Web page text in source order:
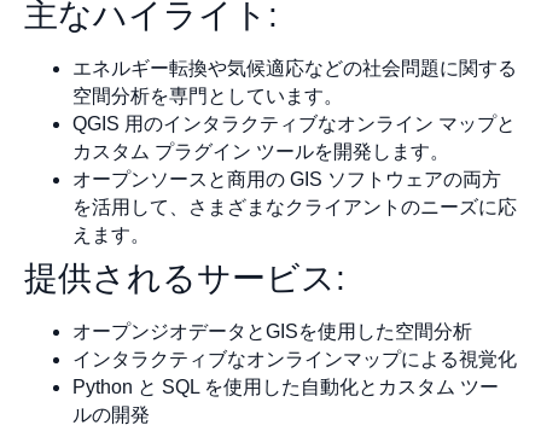
主なハイライト:
エネルギー転換や気候適応などの社会問題に関する
空間分析を専門としています。
QGIS 用のインタラクティブなオンライン マップと
カスタム プラグイン ツールを開発します。
オープンソースと商用の GIS ソフトウェアの両方
を活用して、さまざまなクライアントのニーズに応
えます。
提供されるサービス:
オープンジオデータとGISを使用した空間分析
インタラクティブなオンラインマップによる視覚化
Python と SQL を使用した自動化とカスタム ツー
ルの開発